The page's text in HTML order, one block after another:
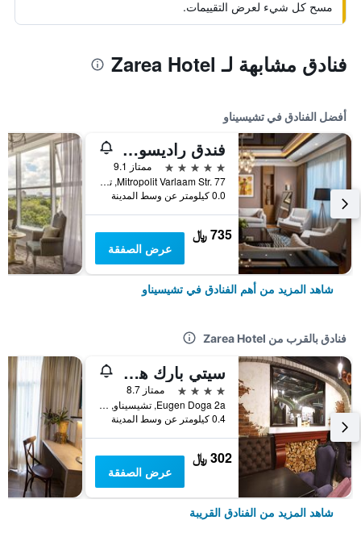
مسح كل شيء لعرض التقييمات.
فنادق مشابهة لـ Zarea Hotel
أفضل الفنادق في تشيسيناو
فندق راديسون بلو ليوجراند
5 نجوم
ممتاز 9.1
Mitropolit Varlaam Str. 77, تشيسيناو, مولدوفا
0.0 كيلومتر عن وسط المدينة
735 ﷼
عرض الصفقة
شاهد المزيد من أهم الفنادق في تشيسيناو
فنادق بالقرب من Zarea Hotel
سيتي بارك هوتل
4 نجوم
ممتاز 8.7
Eugen Doga 2a, تشيسيناو, مولدوفا
0.4 كيلومتر عن وسط المدينة
302 ﷼
عرض الصفقة
شاهد المزيد من الفنادق القريبة